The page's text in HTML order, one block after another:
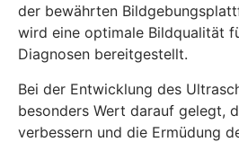
der bewährten
wird eine optimale Bildqualität
Diagnosen bereitgestellt.
Bei der Entwicklung des
besonders Wert darauf gelegt,
verbessern und die Ermüdung